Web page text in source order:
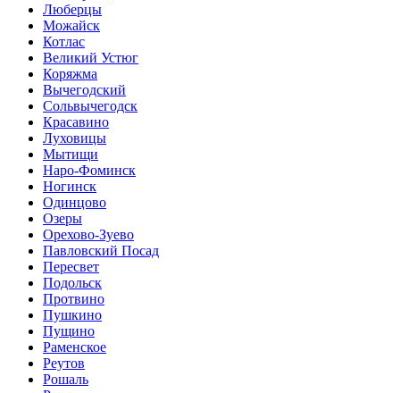
Люберцы
Можайск
Котлас
Великий Устюг
Коряжма
Вычегодский
Сольвычегодск
Красавино
Луховицы
Мытищи
Наро-Фоминск
Ногинск
Одинцово
Озеры
Орехово-Зуево
Павловский Посад
Пересвет
Подольск
Протвино
Пушкино
Пущино
Раменское
Реутов
Рошаль